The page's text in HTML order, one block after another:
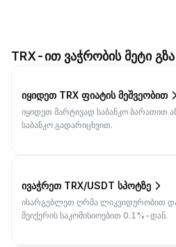
TRX-ით ვაჭრობის მეტი გზა
იყიდეთ TRX ფიატის მეშვეობით
იყიდეთ მარტივად საბანკო ბარათით
საბანკო გადარიცხვით.
ივაჭრეთ TRX/USDT სპოტზე
ისარგებლეთ ღრმა ლიკვიდურობით
მეიქერის საკომისიოებით 0.1%-დან.